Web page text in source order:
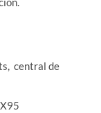
central de